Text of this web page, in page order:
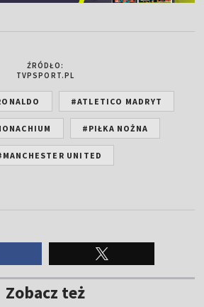
ŹRÓDŁO:
TVPSPORT.PL
#ATLETICO MADRYT
#PIŁKA NOŻNA
UNITED
Zobacz też